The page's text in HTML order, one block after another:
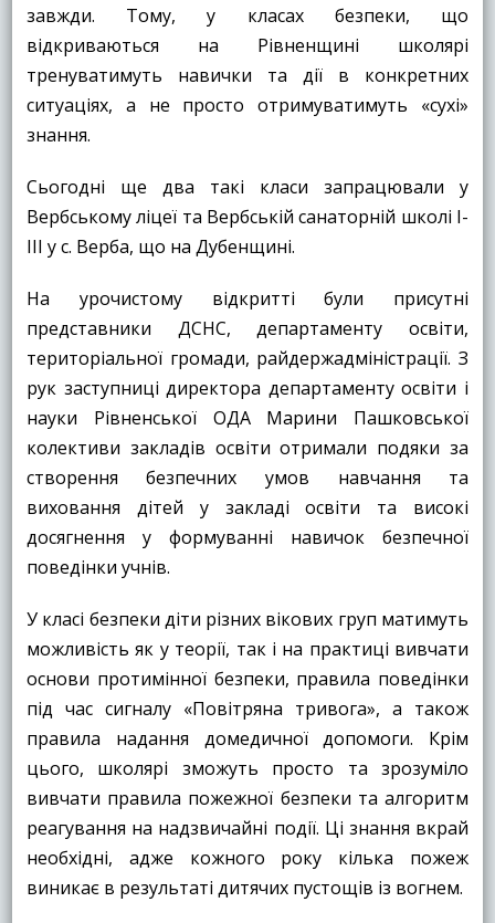
завжди. Тому, у класах безпеки, що
відкриваються на Рівненщині школярі
тренуватимуть навички та дії в конкретних
ситуаціях, а не просто отримуватимуть «сухі»
знання.
Сьогодні ще два такі класи запрацювали у
Вербському ліцеї та Вербській санаторній школі I-
III у с. Верба, що на Дубенщині.
На урочистому відкритті були присутні
представники ДСНС, департаменту освіти,
територіальної громади, райдержадміністрації. З
рук заступниці директора департаменту освіти і
науки Рівненської ОДА Марини Пашковської
колективи закладів освіти отримали подяки за
створення безпечних умов навчання та
виховання дітей у закладі освіти та високі
досягнення у формуванні навичок безпечної
поведінки учнів.
У класі безпеки діти різних вікових груп матимуть
можливість як у теорії, так і на практиці вивчати
основи протимінної безпеки, правила поведінки
під час сигналу «Повітряна тривога», а також
правила надання домедичної допомоги. Крім
цього, школярі зможуть просто та зрозуміло
вивчати правила пожежної безпеки та алгоритм
реагування на надзвичайні події. Ці знання вкрай
необхідні, адже кожного року кілька пожеж
виникає в результаті дитячих пустощів із вогнем.